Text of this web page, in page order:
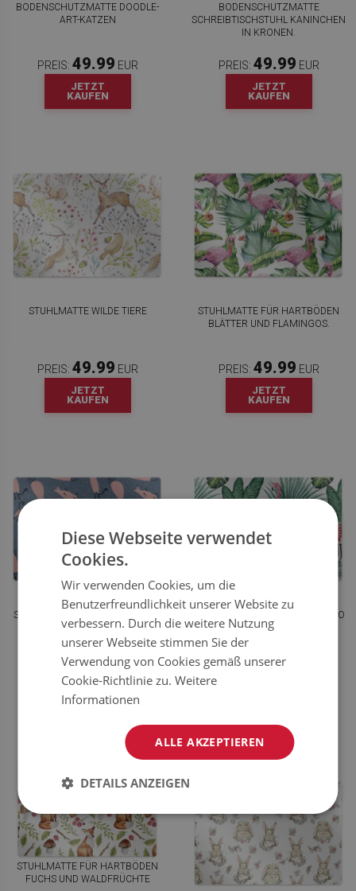
BODENSCHUTZMATTE DOODLE-
ART-KATZEN
PREIS: 49.99 EUR
JETZT
KAUFEN
BODENSCHUTZMATTE
SCHREIBTISCHSTUHL KANINCHEN
IN KRONEN.
PREIS: 49.99 EUR
JETZT
KAUFEN
STUHLMATTE WILDE TIERE
PREIS: 49.99 EUR
JETZT
KAUFEN
STUHLMATTE FÜR HARTBÖDEN
BLÄTTER UND FLAMINGOS.
PREIS: 49.99 EUR
JETZT
KAUFEN
STUHLMATTE CARTOON-KATZEN
49.99 EUR
JETZT
KAUFEN
BODENSCHUTZMATTE FLAMINGO
UND ZEBRA.
49.99
STUHLMATTE FÜR HARTBÖDEN
FUCHS UND WALDFRÜCHTE
Diese Webseite verwendet
Cookies.
Wir verwenden Cookies, um die
Benutzerfreundlichkeit unserer Website zu
verbessern. Durch die weitere Nutzung
unserer Webseite stimmen Sie der
Verwendung von Cookies gemäß unserer
Cookie-Richtlinie zu.Weitere
Informationen
ALLE AKZEPTIEREN
DETAILS ANZEIGEN